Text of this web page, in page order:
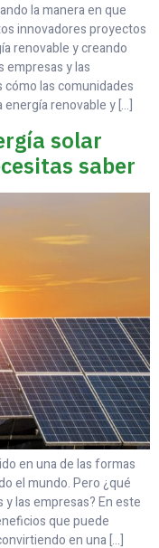
la manera en que
innovadores proyectos
renovable y creando
empresas y las
las comunidades
renovable y […]
solar
saber
en una de las formas
el mundo. Pero ¿qué
las empresas? En este
que puede
en una […]